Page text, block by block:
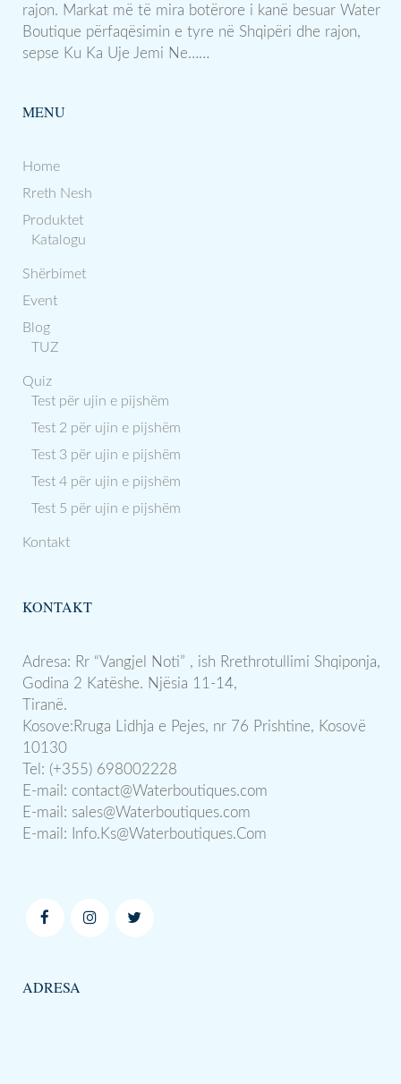
rajon. Markat më të mira botërore i kanë besuar Water
Boutique përfaqësimin e tyre në Shqipëri dhe rajon,
sepse Ku Ka Uje Jemi Ne……
MENU
Home
Rreth Nesh
Produktet
Katalogu
Shërbimet
Event
Blog
TUZ
Quiz
Test për ujin e pijshëm
Test 2 për ujin e pijshëm
Test 3 për ujin e pijshëm
Test 4 për ujin e pijshëm
Test 5 për ujin e pijshëm
Kontakt
KONTAKT
Adresa: Rr “Vangjel Noti” , ish Rrethrotullimi Shqiponja,
Godina 2 Katëshe. Njësia 11-14,
Tiranë.
Kosove:Rruga Lidhja e Pejes, nr 76 Prishtine, Kosovë
10130
Tel: (+355) 698002228
E-mail: contact@Waterboutiques.com
E-mail: sales@Waterboutiques.com
E-mail:
Info.Ks@Waterboutiques.Com
ADRESA